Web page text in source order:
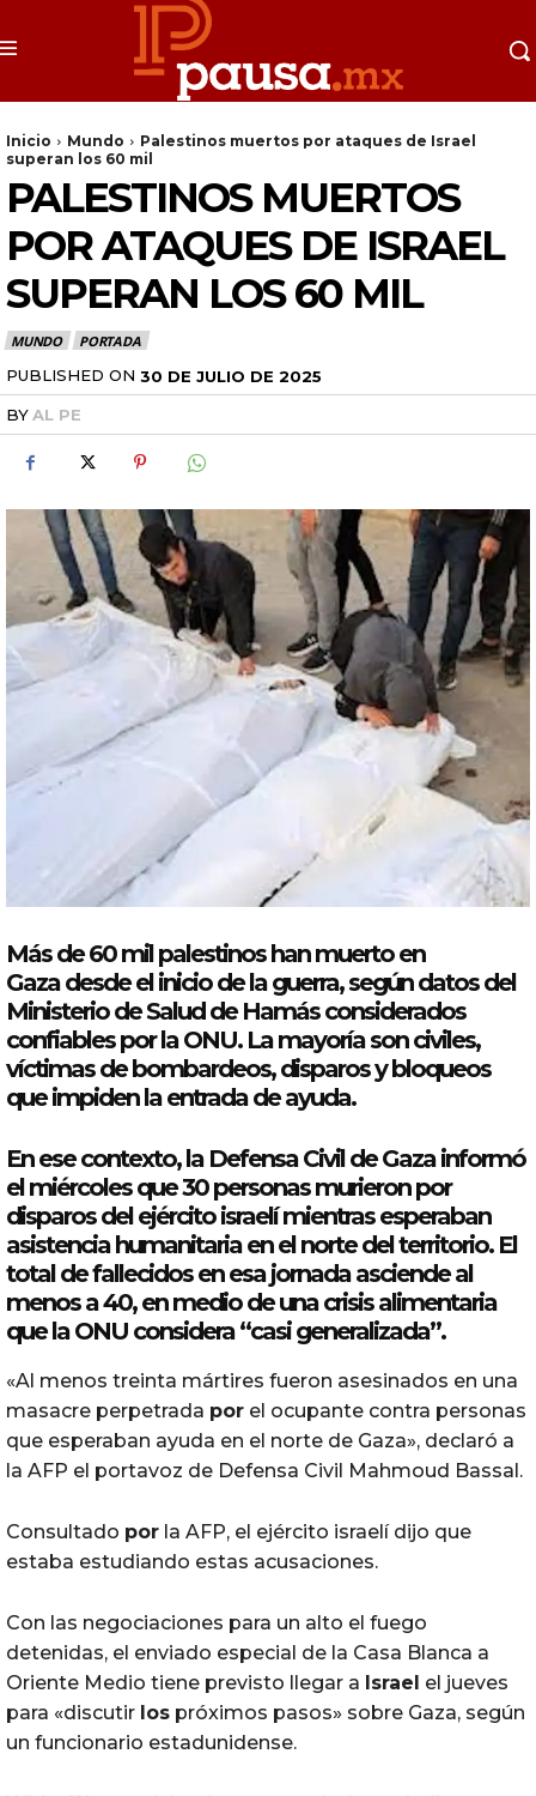
Inicio Mundo
Palestinos muertos por ataques de Israel
superan los 60 mil
PALESTINOS MUERTOS
POR ATAQUES DE ISRAEL
SUPERAN LOS 60 MIL
MUNDO PORTADA
PUBLISHED ON 30 DE JULIO DE 2025
BYAL PE
Más de 60mil palestinoshan muerto en
Gaza desde el inicio de la guerra, según datos del
Ministerio de Salud de Hamás considerados
confiablesporla ONU. La mayoría son civiles,
víctimas de bombardeos, disparos y bloqueos
que impiden la entrada de ayuda.
En ese contexto, la Defensa Civil de Gaza informó
el miércoles que 30 personas murieronpor
disparos del ejército israelí mientras esperaban
asistencia humanitaria en el norte del territorio. El
total de fallecidos en esa jornada asciende al
menos a 40, en medio de una crisis alimentaria
que la ONU considera “casi generalizada”.
«Al menos treinta mártires fueron asesinados en una
masacre perpetrada por el ocupante contra personas
que esperaban ayuda en el norte de Gaza», declaró a
la AFP el portavoz de Defensa Civil Mahmoud Bassal.
Consultado por la AFP, el ejército israelí dijo que
estaba estudiando estas acusaciones.
Con las negociaciones para un alto el fuego
detenidas, el enviado especial de la Casa Blanca a
Oriente Medio tiene previsto llegar a Israel el jueves
para «discutir los próximos pasos» sobre Gaza, según
un funcionario estadunidense.